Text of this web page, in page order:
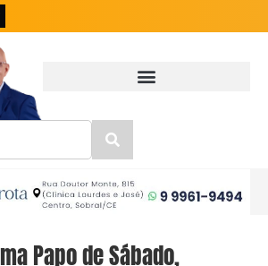
Papo de Sábado,